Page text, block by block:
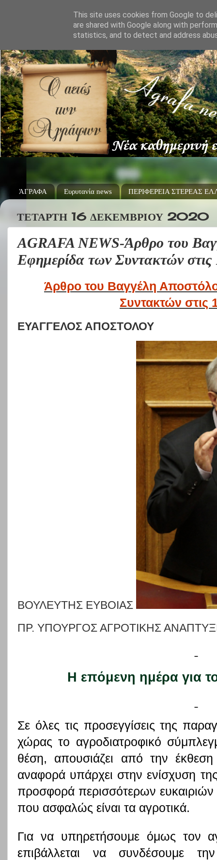
ΆΓΡΑΦΑ Ευρυτανία news ΠΕΡΙΦΕΡΕΙΑ ΣΤΕΡΕΑΣ
ΤΕΤΆΡΤΗ 16 ΔΕΚΕΜΒΡΊΟΥ 2020
AGRAFA NEWS-Άρθρο του
Εφημερίδα των Συντακτών στις
Άρθρο του Βαγγέλη
Συντακτών στις
ΕΥΑΓΓΕΛΟΣ ΑΠΟΣΤΟΛΟΥ
ΒΟΥΛΕΥΤΗΣ ΕΥΒΟΙΑΣ
ΠΡ. ΥΠΟΥΡΓΟΣ ΑΓΡΟΤΙΚΗΣ
Η επόμενη ημέρα για
Σε όλες τις προσεγγίσεις της
χώρας το αγροδιατροφικό
θέση, απουσιάζει από την
αναφορά υπάρχει στην ενίσχυση
προσφορά περισσότερων
που ασφαλώς είναι τα αγροτικά.
Για να υπηρετήσουμε όμως τον
επιβάλλεται να συνδέσουμε
This site uses cookies from Google to
are shared with Google along with
statistics, and to detect and address